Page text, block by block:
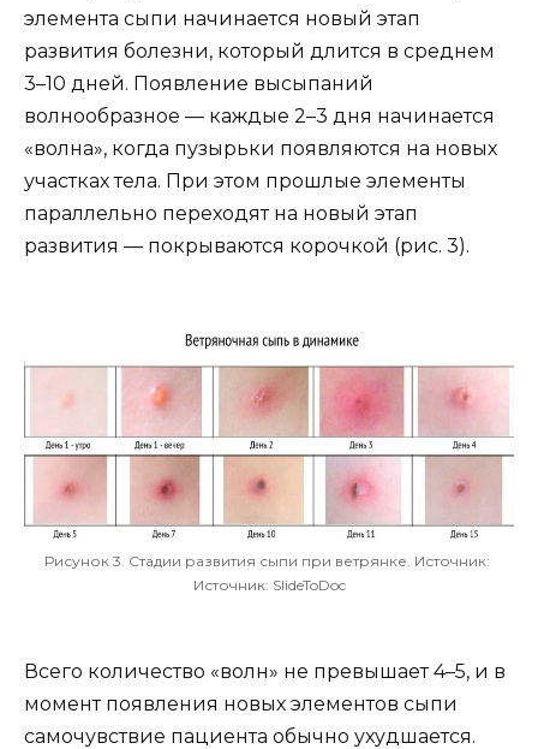
элемента сыпи начинается новый этап
развития болезни, который длится в среднем
3–10 дней. Появление высыпаний
волнообразное — каждые 2–3 дня начинается
«волна», когда пузырьки появляются на новых
участках тела. При этом прошлые элементы
параллельно переходят на новый этап
развития — покрываются корочкой (рис. 3).
Рисунок 3. Стадии развития сыпи при ветрянке. Источник:
Источник: SlideToDoc
Всего количество «волн» не превышает 4–5, и в
момент появления новых элементов сыпи
самочувствие пациента обычно ухудшается.